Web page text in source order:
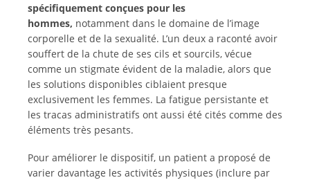
spécifiquement conçues pour les
hommes, notamment dans le domaine de l’image
corporelle et de la sexualité. L’un deux a raconté avoir
souffert de la chute de ses cils et sourcils, vécue
comme un stigmate évident de la maladie, alors que
les solutions disponibles ciblaient presque
exclusivement les femmes. La fatigue persistante et
les tracas administratifs ont aussi été cités comme des
éléments très pesants.
Pour améliorer le dispositif, un patient a proposé de
varier davantage les activités physiques (inclure par